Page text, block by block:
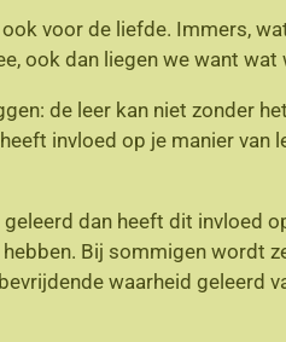
voor de liefde. Immers,
ook dan liegen we want
de leer kan niet zonder
invloed op je manier
dan heeft dit invloed
Bij sommigen wordt
waarheid geleerd